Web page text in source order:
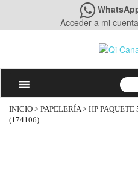
Acceder a mi cuenta
INICIO > PAPELERÍA> HP PAQUETE
(174106)